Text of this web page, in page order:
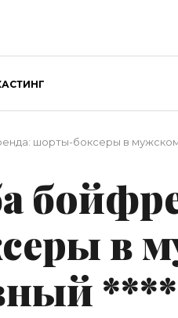
шорты-боксеры в мужском
в